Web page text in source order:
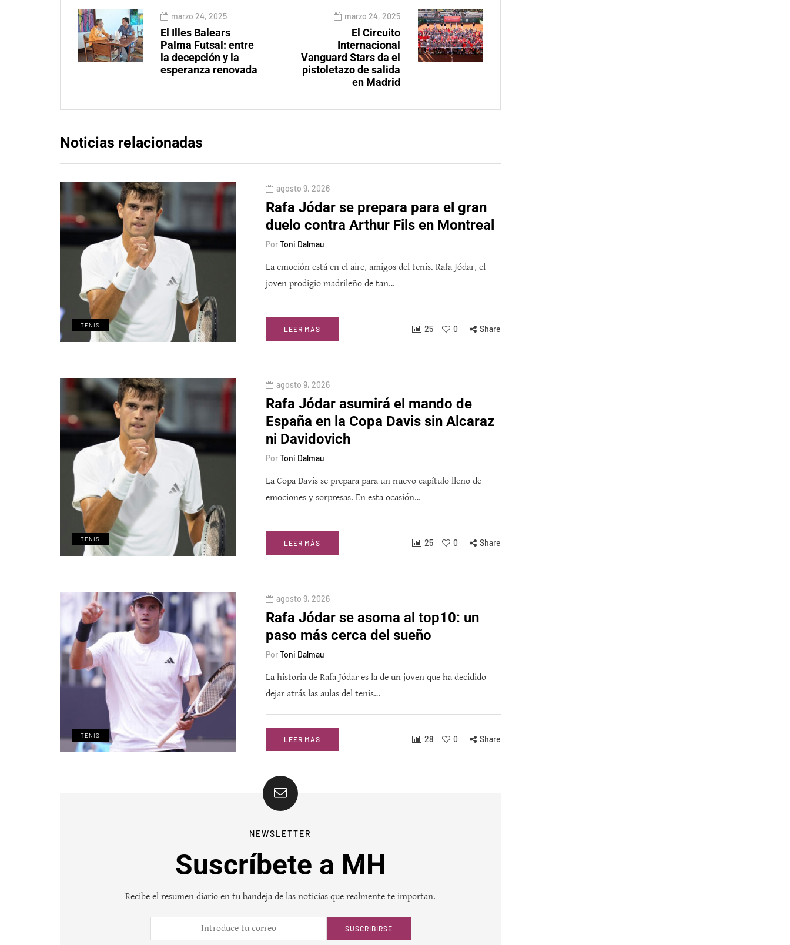
marzo 24, 2025
El Illes Balears
Palma Futsal: entre
la decepción y la
esperanza renovada
marzo 24, 2025
El Circuito
Internacional
Vanguard Stars da el
pistoletazo de salida
en Madrid
Noticias relacionadas
TENIS
agosto 9, 2026
Rafa Jódar se prepara para el gran
duelo contra Arthur Fils en Montreal
PorToni Dalmau
La emoción está en el aire, amigos del tenis. Rafa Jódar, el
joven prodigio madrileño de tan…
LEER MÁS 25 0 Share
TENIS
agosto 9, 2026
Rafa Jódar asumirá el mando de
España en la Copa Davis sin Alcaraz
ni Davidovich
PorToni Dalmau
La Copa Davis se prepara para un nuevo capítulo lleno de
emociones y sorpresas. En esta ocasión…
LEER MÁS 25 0 Share
TENIS
agosto 9, 2026
Rafa Jódar se asoma al top10: un
paso más cerca del sueño
PorToni Dalmau
La historia de Rafa Jódar es la de un joven que ha decidido
dejar atrás las aulas del tenis…
LEER MÁS 28 0 Share
NEWSLETTER
Suscríbete a MH
Recibe el resumen diario en tu bandeja de las noticias que realmente te importan.
SUSCRIBIRSE